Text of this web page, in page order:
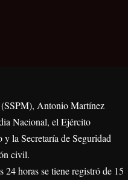
Antonio Martínez
Nacional, el Ejército
la Secretaría de Seguridad
civil.
horas se tiene registró de 15